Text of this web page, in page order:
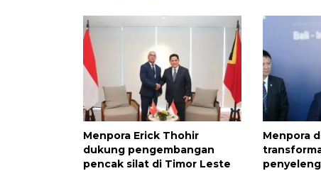
Menpora Erick Thohir
dukung pengembangan
pencak silat di Timor Leste
Menpora